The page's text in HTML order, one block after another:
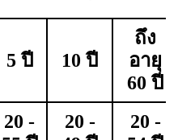
5 ปี 10 ปี
ถึง
อายุ
60 ปี
20 -
20 -
20 -